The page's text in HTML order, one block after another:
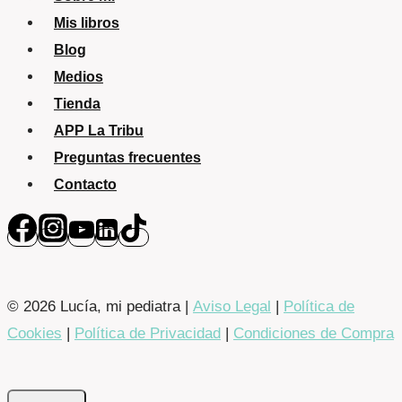
Mis libros
Blog
Medios
Tienda
APP La Tribu
Preguntas frecuentes
Contacto
© 2026 Lucía, mi pediatra | Aviso Legal
Política de
Cookies
Política de Privacidad Condiciones de Compra